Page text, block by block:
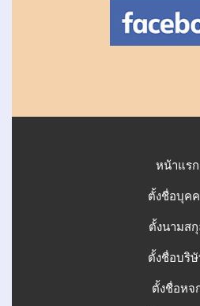
หน้าแรก
ตั้งชื่อบุค
ตั้งนามสกุ
ตั้งชื่อบริ
ตั้งชื่อหจ